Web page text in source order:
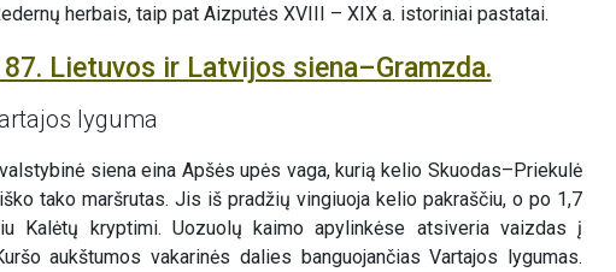
herbais, taip pat Aizputės XVIII – XIX a. istoriniai pastatai.
Lietuvos ir Latvijos siena–Gramzda.
lyguma
siena eina Apšės upės vaga, kurią kelio Skuodas–Priekulė
tako maršrutas. Jis iš pradžių vingiuoja kelio pakraščiu, o po 1,7
Kalėtų kryptimi. Uozuolų kaimo apylinkėse atsiveria vaizdas į
aukštumos vakarinės dalies banguojančias Vartajos lygumas.